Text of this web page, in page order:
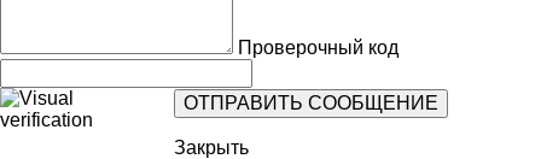
Проверочный код
Закрыть